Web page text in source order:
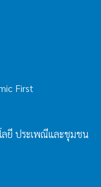
First
ลยี ประเพณีและชุมชน